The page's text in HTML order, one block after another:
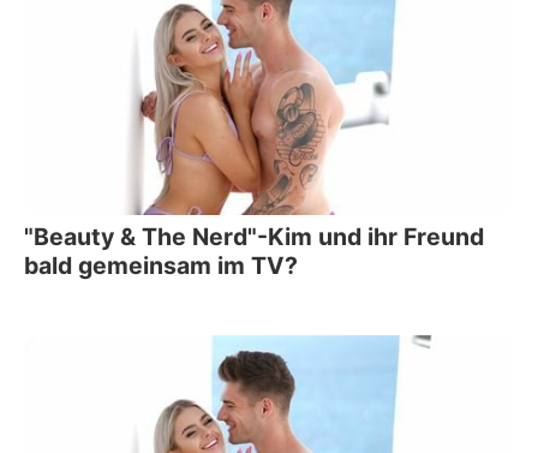
"Beauty & The Nerd"-Kim und ihr Freund
bald gemeinsam im TV?